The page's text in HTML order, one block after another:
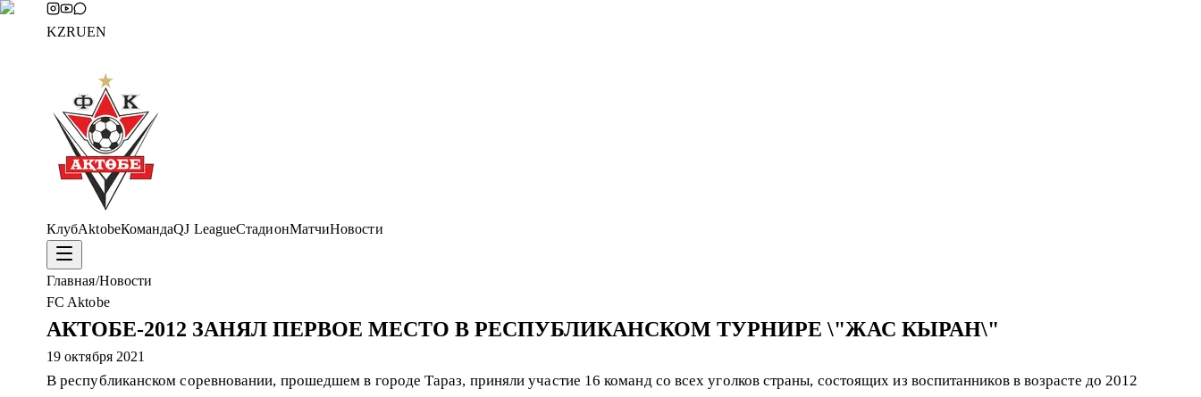
KZRUEN
КлубAktobeКомандаQJ LeagueСтадионМатчиНовости
Главная/Новости
FC Aktobe
АКТОБЕ-2012 ЗАНЯЛ ПЕРВОЕ МЕСТО В РЕСПУБЛИКАНСКОМ ТУРНИРЕ \"ЖАС КЫРАН\"
19 октября 2021
В республиканском соревновании, прошедшем в городе Тараз, приняли участие 16 команд со всех уголков страны, состоящих из воспитанников в возрасте до 2012